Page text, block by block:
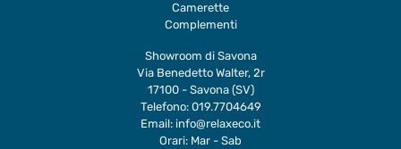
Camerette
Complementi
Showroom di Savona
Via Benedetto Walter, 2r
17100 - Savona (SV)
Telefono: 019.7704649
Email: info@relaxeco.it
Orari: Mar - Sab